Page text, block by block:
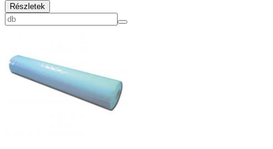
Részletek